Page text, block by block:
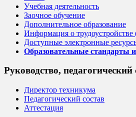
Учебная деятельность
Заочное обучение
Дополнительное образование
Информация о
Доступные электронные
Образовательные стандарты
Руководство, педагогический
Директор техникума
Педагогический состав
Аттестация